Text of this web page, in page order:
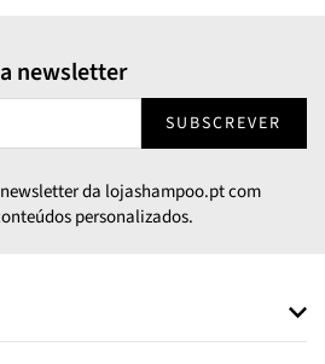
newsletter
SUBSCREVER
da lojashampoo.pt com
personalizados.